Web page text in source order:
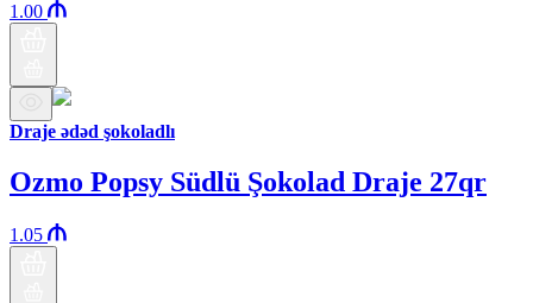
1.00
Draje ədəd şokoladlı
Ozmo Popsy Südlü Şokolad Draje 27qr
1.05